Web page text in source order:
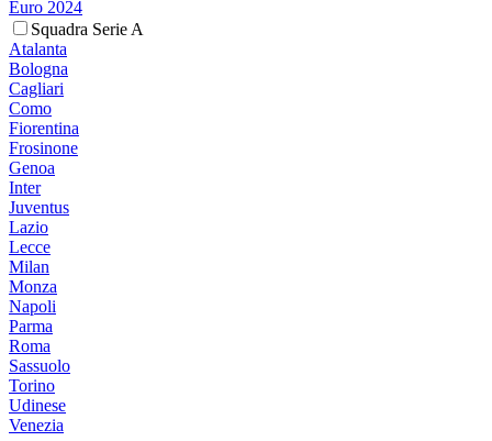
Euro 2024
Squadra Serie A
Atalanta
Bologna
Cagliari
Como
Fiorentina
Frosinone
Genoa
Inter
Juventus
Lazio
Lecce
Milan
Monza
Napoli
Parma
Roma
Sassuolo
Torino
Udinese
Venezia